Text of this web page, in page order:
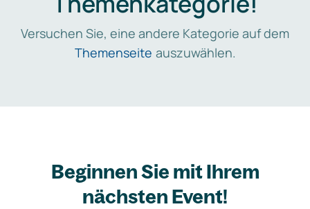
Versuchen Sie, eine andere Kategorie auf dem
Themenseite auszuwählen.
Beginnen Sie mit Ihrem
nächsten Event!